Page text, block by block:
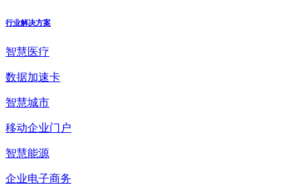
行业解决方案
智慧医疗
数据加速卡
智慧城市
移动企业门户
智慧能源
企业电子商务